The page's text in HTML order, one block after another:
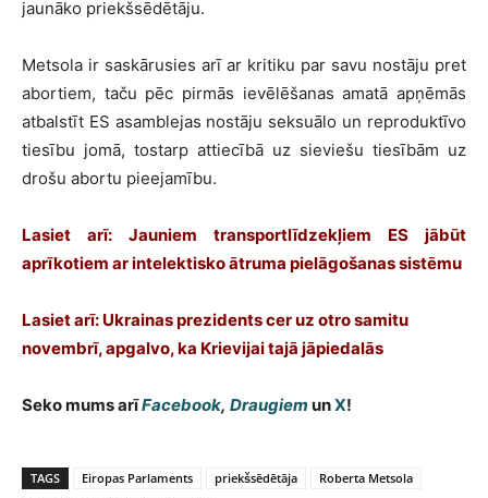
jaunāko priekšsēdētāju.
Metsola ir saskārusies arī ar kritiku par savu nostāju pret
abortiem, taču pēc pirmās ievēlēšanas amatā apņēmās
atbalstīt ES asamblejas nostāju seksuālo un reproduktīvo
tiesību jomā, tostarp attiecībā uz sieviešu tiesībām uz
drošu abortu pieejamību.
Lasiet arī: Jauniem transportlīdzekļiem ES jābūt
aprīkotiem ar intelektisko ātruma pielāgošanas sistēmu
Lasiet arī: Ukrainas prezidents cer uz otro samitu
novembrī, apgalvo, ka Krievijai tajā jāpiedalās
Seko mums arīFacebook, Draugiem unX!
TAGS Eiropas Parlaments priekšsēdētāja
Roberta Metsola